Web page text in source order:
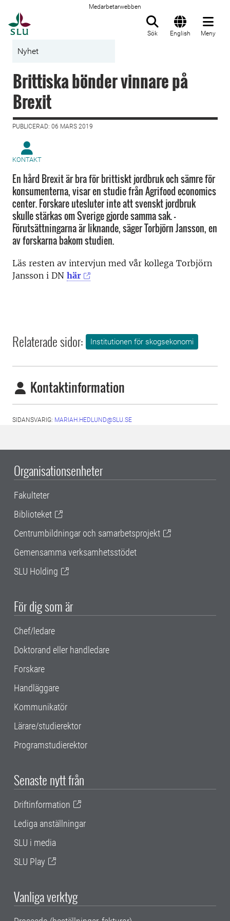
Medarbetarwebben
Sök English Meny
Nyhet
Brittiska bönder vinnare på
Brexit
PUBLICERAD: 06 MARS 2019
KONTAKT
En hård Brexit är bra för brittiskt jordbruk och sämre för
konsumenterna, visar en studie från Agrifood economics
center. Forskare utesluter inte att svenskt jordbruk
skulle stärkas om Sverige gjorde samma sak. –
Förutsättningarna är liknande, säger Torbjörn Jansson, en
av forskarna bakom studien.
Läs resten av intervjun med vår kollega Torbjörn
Jansson i DN här
Relaterade sidor: Institutionen för skogsekonomi
Kontaktinformation
SIDANSVARIG: MARIAH.HEDLUND@SLU.SE
Organisationsenheter
Fakulteter
Biblioteket
Centrumbildningar och samarbetsprojekt
Gemensamma verksamhetsstödet
SLU Holding
För dig som är
Chef/ledare
Doktorand eller handledare
Forskare
Handläggare
Kommunikatör
Lärare/studierektor
Programstudierektor
Senaste nytt från
Driftinformation
Lediga anställningar
SLU i media
SLU Play
Vanliga verktyg